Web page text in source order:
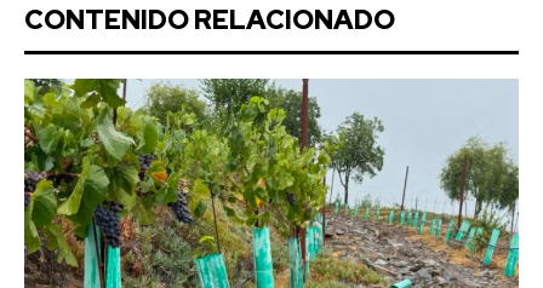
CONTENIDO RELACIONADO